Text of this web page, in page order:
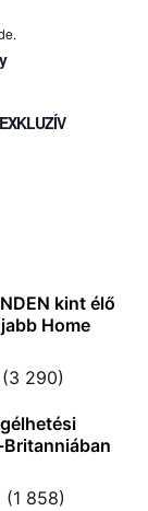
kint élő
Home
(3 290)
(1 858)